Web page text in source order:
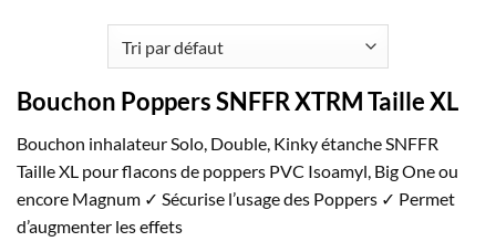
Bouchon Poppers SNFFR XTRM Taille XL
Bouchon inhalateur Solo, Double, Kinky étanche SNFFR
Taille XL pour flacons de poppers PVC Isoamyl, Big One ou
encore Magnum ✓ Sécurise l’usage des Poppers ✓ Permet
d’augmenter les effets